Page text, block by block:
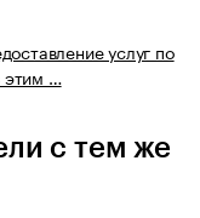
услуг по
этим …
с тем же